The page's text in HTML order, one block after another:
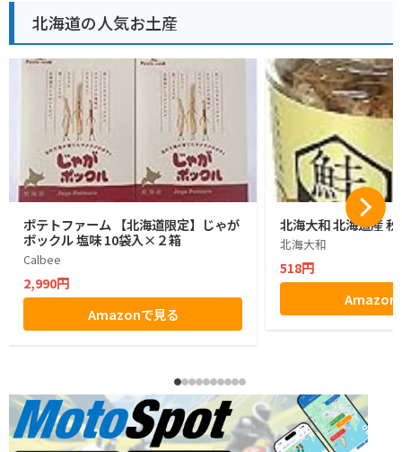
北海道の人気お土産
ポテトファーム 【北海道限定】じゃが
ポックル 塩味 10袋入×２箱
Calbee
2,990円
Amazonで見る
北海大和 北海道産
北海大和
518円
Amazon